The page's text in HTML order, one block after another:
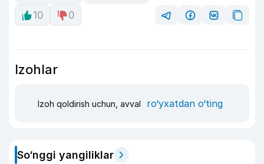
10
0
Izohlar
Izoh qoldirish uchun, avval ro‘yxatdan o‘ting
So‘nggi yangiliklar